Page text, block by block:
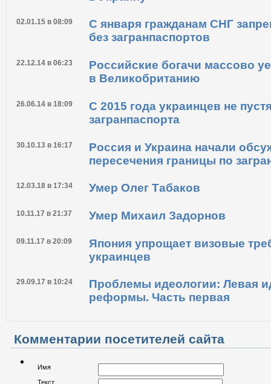
01.03.15 в 08:40
С 1 марта меняются правила
в Украину
02.01.15 в 08:09
С января гражданам СНГ
без загранпаспортов
22.12.14 в 06:23
Российские богачи массово
в Великобританию
26.06.14 в 18:09
С 2015 года украинцев не
загранпаспорта
30.10.13 в 16:17
Россия и Украина начали
пересечения границы по
Умер Олег Табаков
Умер Михаил Задорнов
09.11.17 в 20:09
Япония упрощает визовые
украинцев
реформы. Часть первая
Комментарии посетителей сайта